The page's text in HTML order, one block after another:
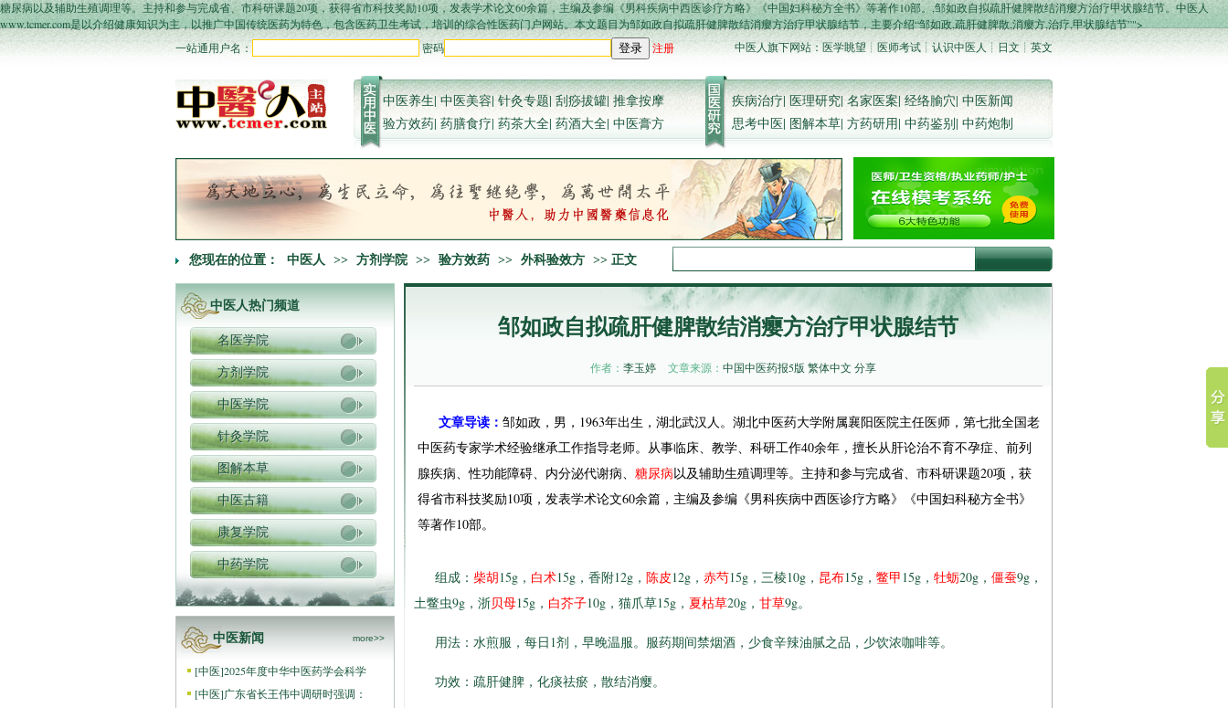
糖尿病以及辅助生殖调理等。主持和参与完成省、市科研课题20项，获得省市科技奖励10项，发表学术论文60余篇，主编及参编《男科疾病中西医诊疗方略》《中国妇科秘方全书》等著作10部。,邹如政自拟疏肝健脾散结消瘿方治疗甲状腺结节。中医人
www.tcmer.com是以介绍健康知识为主，以推广中国传统医药为特色，包含医药卫生考试，培训的综合性医药门户网站。本文题目为邹如政自拟疏肝健脾散结消瘿方治疗甲状腺结节，主要介绍“邹如政,疏肝健脾散,消瘿方,治疗,甲状腺结节”">
一站通用户名：
密码 登录 注册 中医人旗下网站：医学眺望┊ 医师考试┊认识中医人┊ 日文 ┊英文
中医养生|中医美容|针灸专题|刮痧拔罐|推拿按摩
验方效药| 药膳食疗| 药茶大全| 药酒大全| 中医膏方
疾病治疗|医理研究|名家医案|经络腧穴|中医新闻
思考中医| 图解本草| 方药研用| 中药鉴别| 中药炮制
您现在的位置： 中医人 >> 方剂学院 >> 验方效药 >> 外科验效方 >> 正文
中医人热门频道
名医学院
方剂学院
中医学院
针灸学院
图解本草
中医古籍
康复学院
中药学院
中医新闻 more>>
[中医]2025年度中华中医药学会科学
[中医]广东省长王伟中调研时强调：
邹如政自拟疏肝健脾散结消瘿方治疗甲状腺结节
作者： 李玉婷 文章来源： 中国中医药报5版 繁体中文 分享
文章导读： 邹如政，男，1963年出生，湖北武汉人。湖北中医药大学附属襄阳医院主任医师，第七批全国老
中医药专家学术经验继承工作指导老师。从事临床、教学、科研工作40余年，擅长从肝论治不育不孕症、前列
腺疾病、性功能障碍、内分泌代谢病、 糖尿病以及辅助生殖调理等。主持和参与完成省、市科研课题20项，获
得省市科技奖励10项，发表学术论文60余篇，主编及参编《男科疾病中西医诊疗方略》《中国妇科秘方全书》
等著作10部。
组成： 柴胡15g， 白术15g，香附12g， 陈皮12g， 赤芍15g，三棱10g， 昆布15g， 鳖甲 15g， 牡蛎20g， 僵蚕9g，
土鳖虫9g，浙贝母15g， 白芥子10g，猫爪草15g， 夏枯草20g， 甘草9g。
用法：水煎服，每日1剂，早晚温服。服药期间禁烟酒，少食辛辣油腻之品，少饮浓咖啡等。
功效：疏肝健脾，化痰祛瘀，散结消瘿。